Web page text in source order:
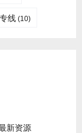
线 (10)
新资源